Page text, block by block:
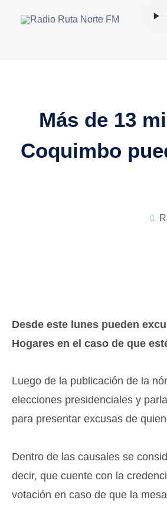
Más de 13
Coquimbo
Desde este lunes pueden
Hogares en el caso de que
Luego de la publicación de la
elecciones presidenciales y
para presentar excusas de
Dentro de las causales se
decir, que cuente con la
votación en caso de que la